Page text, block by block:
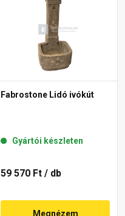
Fabrostone Lidó ivókút
Gyártói készleten
59 570 Ft / db
Megnézem